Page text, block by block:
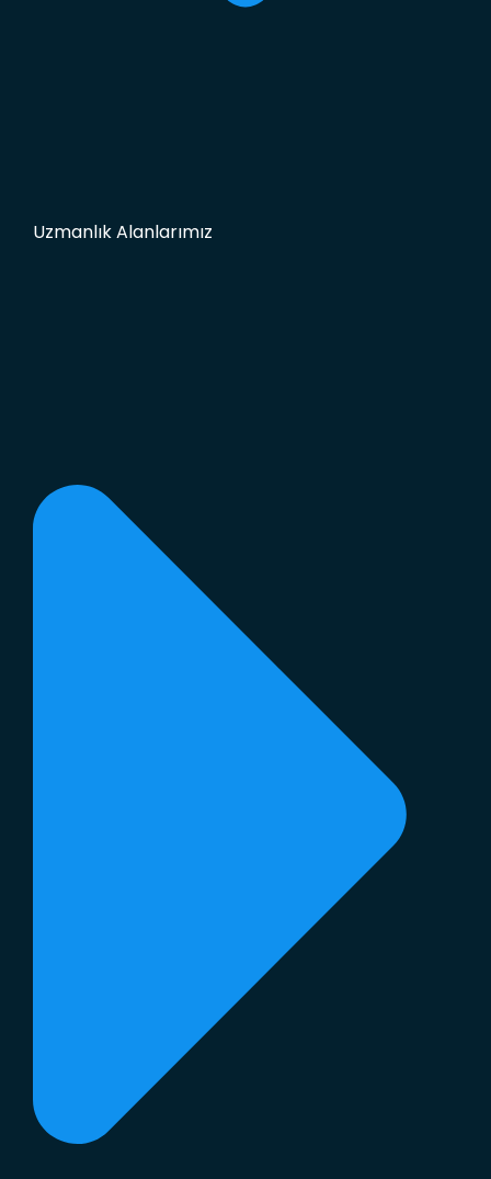
Uzmanlık Alanlarımız